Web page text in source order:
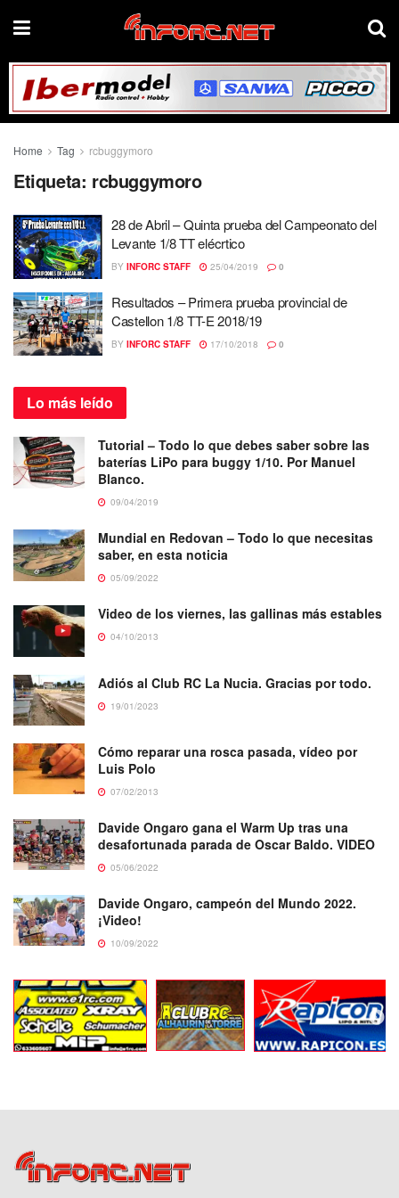
Home Tag rcbuggymoro
Etiqueta: rcbuggymoro
28 de Abril – Quinta prueba del Campeonato del
Levante 1/8 TT elécrtico
BY INFORC STAFF 25/04/2019 0
Resultados – Primera prueba provincial de
Castellon 1/8 TT-E 2018/19
BY INFORC STAFF 17/10/2018 0
Lo más leído
Tutorial – Todo lo que debes saber sobre las
baterías LiPo para buggy 1/10. Por Manuel
Blanco.
09/04/2019
Mundial en Redovan – Todo lo que necesitas
saber, en esta noticia
05/09/2022
Video de los viernes, las gallinas más estables
04/10/2013
Adiós al Club RC La Nucia. Gracias por todo.
19/01/2023
Cómo reparar una rosca pasada, vídeo por
Luis Polo
07/02/2013
Davide Ongaro gana el Warm Up tras una
desafortunada parada de Oscar Baldo. VIDEO
05/06/2022
Davide Ongaro, campeón del Mundo 2022.
¡Video!
10/09/2022